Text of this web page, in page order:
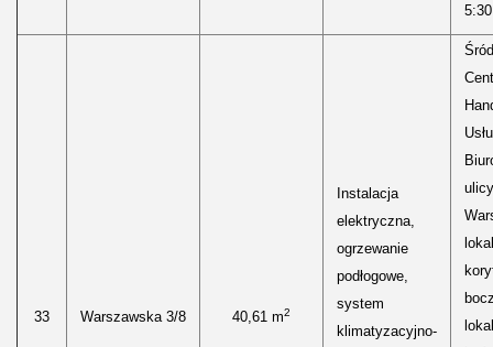
33 Warszawska 3/8 40,61 m2
Instalacja
elektryczna,
ogrzewanie
podłogowe,
system
klimatyzacyjno-
ulicy